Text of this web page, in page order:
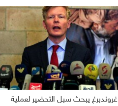
غروندبرغ يبحث سبل التحضير لعملية